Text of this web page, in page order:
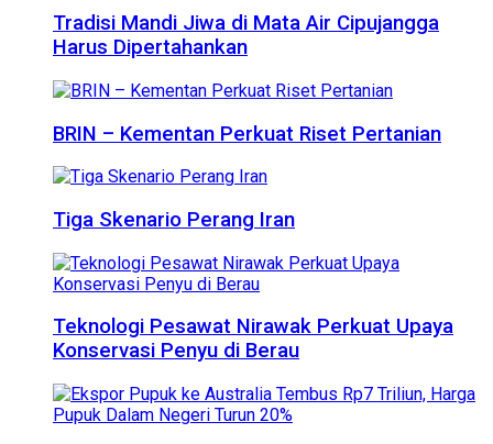
Tradisi Mandi Jiwa di Mata Air Cipujangga
Harus Dipertahankan
BRIN – Kementan Perkuat Riset Pertanian
Tiga Skenario Perang Iran
Teknologi Pesawat Nirawak Perkuat Upaya
Konservasi Penyu di Berau